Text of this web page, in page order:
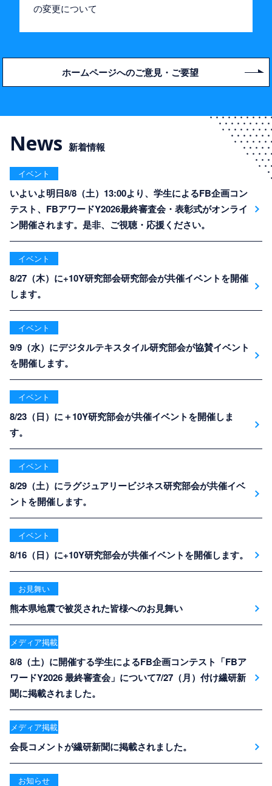
の変更について
ホームページへのご意見・ご要望
News 新着情報
イベント
いよいよ明日8/8（土）13:00より、学生によるFB企画コン
テスト、FBアワードY2026最終審査会・表彰式がオンライ
ン開催されます。是非、ご視聴・応援ください。
イベント
8/27（木）に+10Y研究部会研究部会が共催イベントを開催
します。
イベント
9/9（水）にデジタルテキスタイル研究部会が協賛イベント
を開催します。
イベント
8/23（日）に＋10Y研究部会が共催イベントを開催しま
す。
イベント
8/29（土）にラグジュアリービジネス研究部会が共催イベ
ントを開催します。
イベント
8/16（日）に+10Y研究部会が共催イベントを開催します。
お見舞い
熊本県地震で被災された皆様へのお見舞い
メディア掲載
8/8（土）に開催する学生によるFB企画コンテスト「FBア
ワードY2026 最終審査会」について7/27（月）付け繊研新
聞に掲載されました。
メディア掲載
会長コメントが繊研新聞に掲載されました。
お知らせ